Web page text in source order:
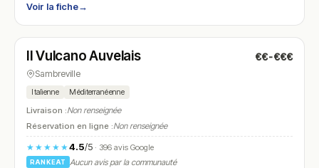
Voir la fiche→
N° 20
Il Vulcano Auvelais €€-€€€
Sambreville
Italienne Méditerranéenne
Livraison :Non renseignée
Réservation en ligne :Non renseignée
★★★★★4.5/5· 396 avis Google
RANKEAT
Aucun avis par la communauté